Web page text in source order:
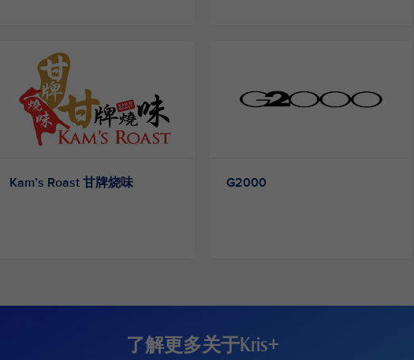
Kam’s Roast 甘牌烧味 G2000
了解更多关于Kris+